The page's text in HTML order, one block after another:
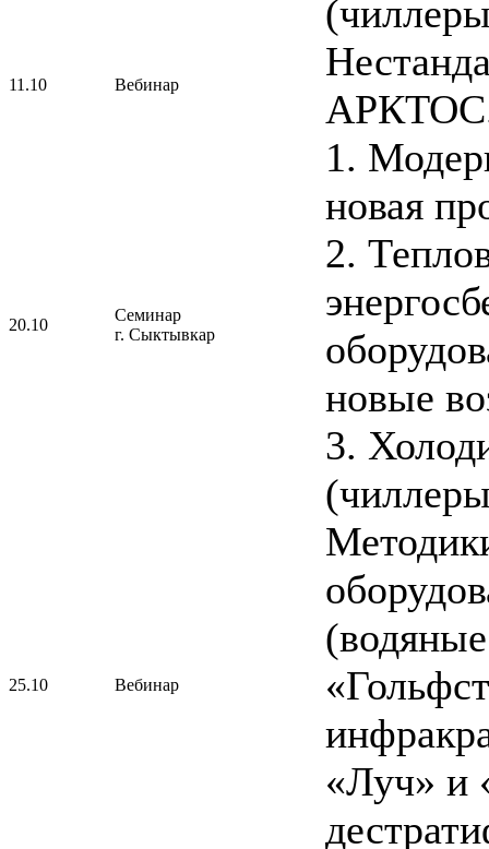
11.10 Вебинар
20.10
Семинар
г. Сыктывкар
1.
новая
2.
новые
3.
25.10 Вебинар
«Луч» и